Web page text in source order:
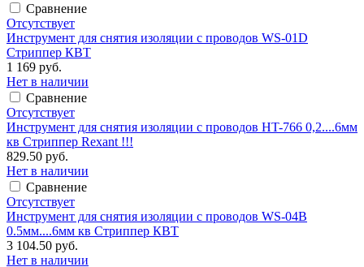
Сравнение
Отсутствует
Инструмент для снятия изоляции с проводов WS-01D
Стриппер КВТ
1 169 руб.
Нет в наличии
Сравнение
Отсутствует
Инструмент для снятия изоляции с проводов HT-766 0,2....6мм
кв Стриппер Rexant !!!
829.50 руб.
Нет в наличии
Сравнение
Отсутствует
Инструмент для снятия изоляции с проводов WS-04В
0.5мм....6мм кв Стриппер КВТ
3 104.50 руб.
Нет в наличии